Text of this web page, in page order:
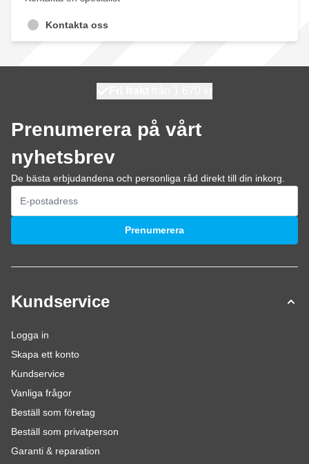
Kontakta oss
Prenumerera på vårt
nyhetsbrev
De bästa erbjudandena och personliga råd direkt till din inkorg.
E-postadress
Prenumerera
Kundservice
Logga in
Skapa ett konto
Kundservice
Vanliga frågor
Beställ som företag
Beställ som privatperson
Garanti & reparation